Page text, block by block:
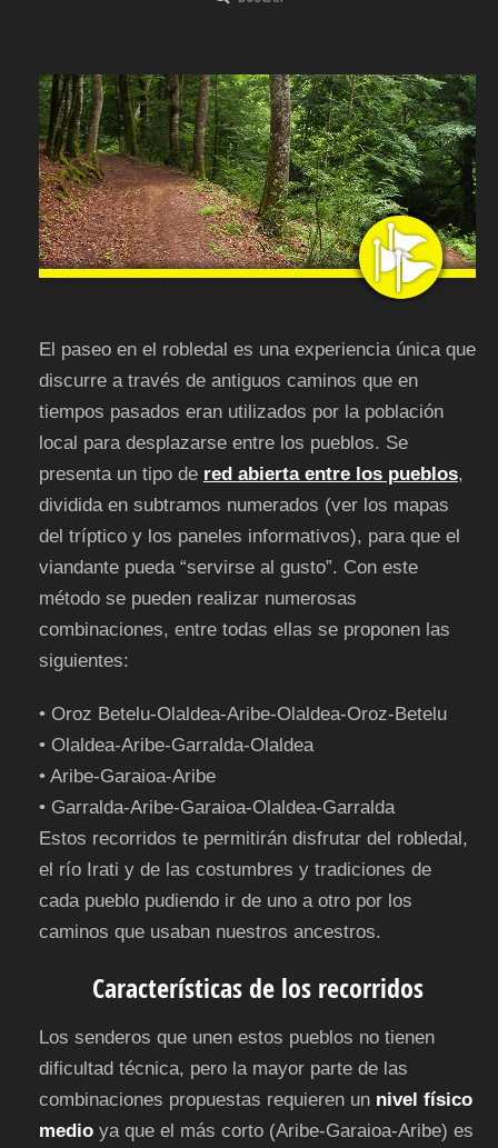
El paseo en el robledal es una experiencia única que
discurre a través de antiguos caminos que en
tiempos pasados eran utilizados por la población
local para desplazarse entre los pueblos. Se
presenta un tipo de red abierta entre los pueblos,
dividida en subtramos numerados (ver los mapas
del tríptico y los paneles informativos), para que el
viandante pueda “servirse al gusto”. Con este
método se pueden realizar numerosas
combinaciones, entre todas ellas se proponen las
siguientes:
• Oroz Betelu-Olaldea-Aribe-Olaldea-Oroz-Betelu
• Olaldea-Aribe-Garralda-Olaldea
• Aribe-Garaioa-Aribe
• Garralda-Aribe-Garaioa-Olaldea-Garralda
Estos recorridos te permitirán disfrutar del robledal,
el río Irati y de las costumbres y tradiciones de
cada pueblo pudiendo ir de uno a otro por los
caminos que usaban nuestros ancestros.
Características de los recorridos
Los senderos que unen estos pueblos no tienen
dificultad técnica, pero la mayor parte de las
combinaciones propuestas requieren un nivel físico
medio ya que el más corto (Aribe-Garaioa-Aribe) es